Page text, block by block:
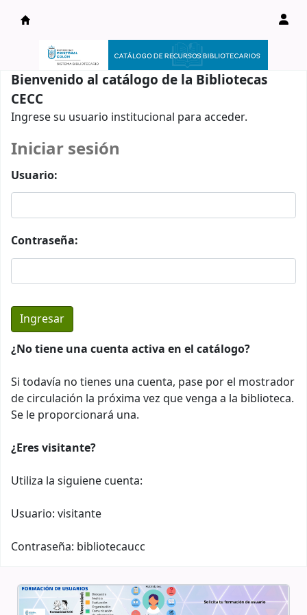
Catálogo en línea
Bienvenido al catálogo de la Bibliotecas
CECC
Ingrese su usuario institucional para acceder.
Iniciar sesión
Usuario:
Contraseña:
¿No tiene una cuenta activa en el catálogo?
Si todavía no tienes una cuenta, pase por el mostrador
de circulación la próxima vez que venga a la biblioteca.
Se le proporcionará una.
¿Eres visitante?
Utiliza la siguiene cuenta:
Usuario: visitante
Contraseña: bibliotecaucc